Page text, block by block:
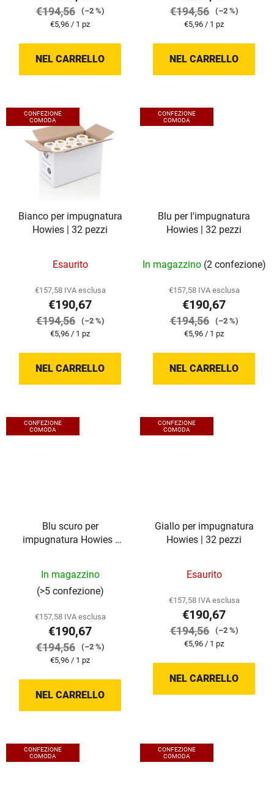
€194,56
(–2 %)
Prezzo
misura:
€5,96 / 1 pz
NEL CARRELLO
€194,56
(–2 %)
Prezzo
misura:
€5,96 / 1 pz
NEL CARRELLO
CONFEZIONE
COMODA
Bianco per impugnatura
Howies | 32 pezzi
Esaurito
€157,58 IVA esclusa
€190,67
€194,56
(–2 %)
Prezzo
misura:
€5,96 / 1 pz
NEL CARRELLO
CONFEZIONE
COMODA
Blu per l'impugnatura
Howies | 32 pezzi
In magazzino (2 confezione)
€157,58 IVA esclusa
€190,67
€194,56
(–2 %)
Prezzo
misura:
€5,96 / 1 pz
NEL CARRELLO
CONFEZIONE
COMODA
Blu scuro per
impugnatura Howies |
In magazzino
(>5 confezione)
€157,58 IVA esclusa
€190,67
€194,56
(–2 %)
Prezzo
misura:
€5,96 / 1 pz
NEL CARRELLO
CONFEZIONE
COMODA
Giallo per impugnatura
Howies | 32 pezzi
Esaurito
€157,58 IVA esclusa
€190,67
€194,56
(–2 %)
Prezzo
misura:
€5,96 / 1 pz
NEL CARRELLO
CONFEZIONE
COMODA
CONFEZIONE
COMODA